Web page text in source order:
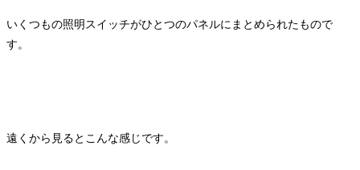
いくつもの照明スイッチがひとつのパネルにまとめられたもので
す。
遠くから見るとこんな感じです。